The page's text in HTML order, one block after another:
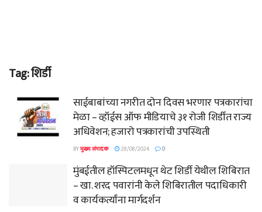
Tag:शिर्डी
साईबाबांच्या नगरीत दोन दिवस भरणार पत्रकारांचा
मेळा – व्हॉईस ऑफ मीडियाचे ३१ रोजी शिर्डीत राज्य
अधिवेशन; हजारो पत्रकारांची उपस्थिती
BYमुख्य संपादक 28/08/2024 0
मुंबईतील हॉस्पिटलमधून थेट शिर्डी येथील शिबिरात
– खा. शरद पवारांनी केले शिबिरातील पदाधिकारी
व कार्यकर्त्यांना मार्गदर्शन